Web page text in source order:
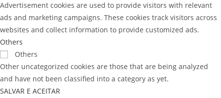
Advertisement cookies are used to provide visitors with relevant
ads and marketing campaigns. These cookies track visitors across
websites and collect information to provide customized ads.
Others
Others
Other uncategorized cookies are those that are being analyzed
and have not been classified into a category as yet.
SALVAR E ACEITAR